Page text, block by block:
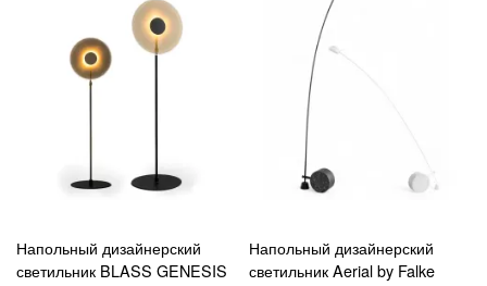
Напольный дизайнерский
светильник BLASS GENESIS
Напольный дизайнерский
светильник Aerial by Falke